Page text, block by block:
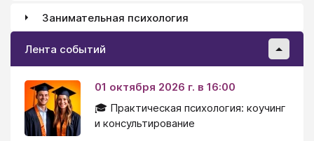
Занимательная психология
Лента событий
01 октября 2026 г. в 16:00
🎓 Практическая психология: коучинг
и консультирование